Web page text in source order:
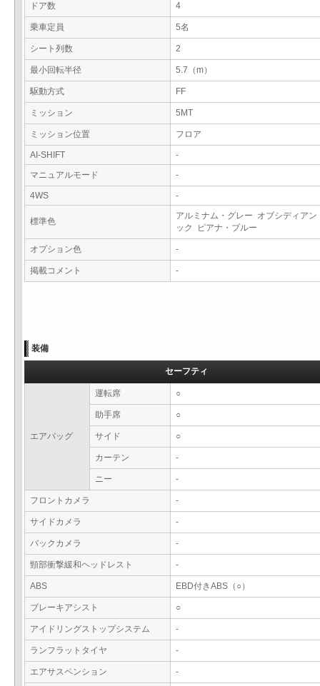
ドア数 4
乗車定員 5名
シート列数 2
最小回転半径 5.7（m）
駆動方式 FF
ミッション 5MT
ミッション位置 フロア
AI-SHIFT
-
マニュアルモード
-
4WS -
標準色
アルミナム・グレー オブシディアン
ック ピアナ・ブルー
オプション色 -
掲載コメント -
装備
セーフティ
エアバッグ
運転席 ○
助手席 ○
サイド ○
カーテン -
ニー -
フロントカメラ -
サイドカメラ -
バックカメラ -
頸部衝撃緩和ヘッドレスト -
ABS EBD付きABS（○）
ブレーキアシスト ○
アイドリングストップシステム -
ランフラットタイヤ -
エアサスペンション -